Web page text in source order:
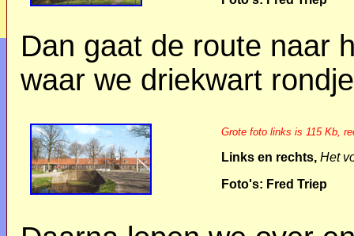
Dan gaat de route naar
waar we driekwart
Grote foto links is 115 Kb,
Links en rechts, Het
Foto's: Fred Triep